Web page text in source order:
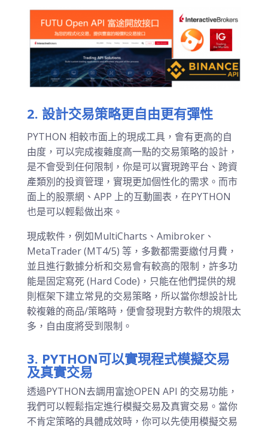
2. 設計交易策略更自由更有彈性
PYTHON 相較市面上的現成工具，會有更高的自
由度，可以完成複雜度高一點的交易策略的設計，
是不會受到任何限制，你是可以實現跨平台、跨資
產類別的投資管理，實現更加個性化的需求。而市
面上的股票網、APP 上的互動圖表，在PYTHON
也是可以輕鬆做出來。
現成軟件，例如MultiCharts、Amibroker、
MetaTrader (MT4/5) 等，多數都需要繳付月費，
並且進行數據分析和交易會有較高的限制，許多功
能是固定寫死 (Hard Code)，只能在他們提供的規
則框架下建立常見的交易策略，所以當你想設計比
較複雜的商品/策略時，便會發現對方軟件的規限太
多，自由度將受到限制。
3. PYTHON可以實現程式模擬交易
及真實交易
透過PYTHON去調用富途OPEN API 的交易功能，
我們可以輕鬆指定進行模擬交易及真實交易。當你
不肯定策略的具體成效時，你可以先使用模擬交易